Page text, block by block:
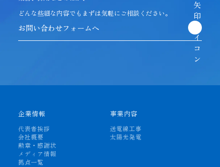
どんな些細な内容でも まずは気軽にご相談ください。
お問い合わせフォームへ
企業情報
代表者挨拶
会社概要
勲章・感謝状
メディア情報
拠点一覧
事業内容
送電線工事
太陽光発電